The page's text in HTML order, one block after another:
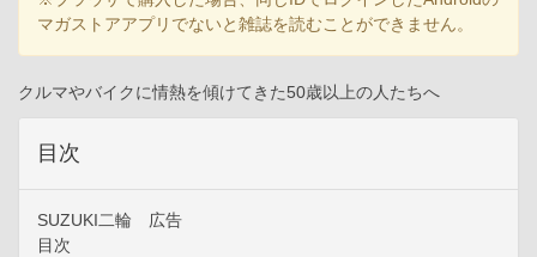
マガストアアプリでないと雑誌を読むことができません。
クルマやバイクに情熱を傾けてきた50歳以上の人たちへ
目次
SUZUKI二輪 広告
目次